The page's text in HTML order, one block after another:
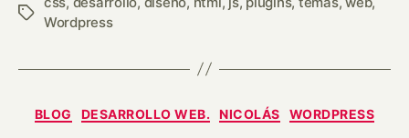
Wordpress
BLOG DESARROLLO WEB. NICOLÁS WORDPRESS